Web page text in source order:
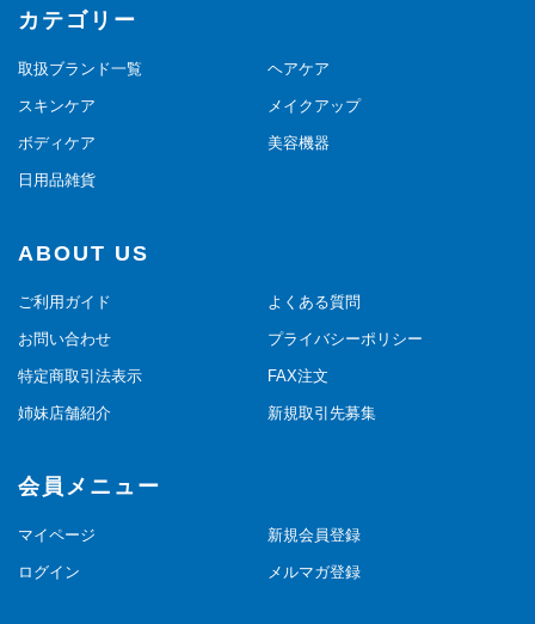
カテゴリー
取扱ブランド一覧 ヘアケア
スキンケア メイクアップ
ボディケア 美容機器
日用品雑貨
ABOUT US
ご利用ガイド よくある質問
お問い合わせ プライバシーポリシー
特定商取引法表示 FAX注文
姉妹店舗紹介 新規取引先募集
会員メニュー
マイページ 新規会員登録
ログイン メルマガ登録